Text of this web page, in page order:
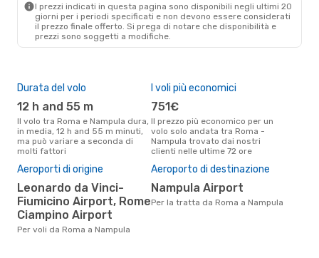
I prezzi indicati in questa pagina sono disponibili negli ultimi 20
giorni per i periodi specificati e non devono essere considerati
il ​​prezzo finale offerto. Si prega di notare che disponibilità e
prezzi sono soggetti a modifiche.
Durata del volo
12 h and 55 m
Il volo tra Roma e Nampula dura,
in media, 12 h and 55 m minuti,
ma può variare a seconda di
molti fattori
I voli più economici
751€
Il prezzo più economico per un
volo solo andata tra Roma -
Nampula trovato dai nostri
clienti nelle ultime 72 ore
Aeroporti di origine
Leonardo da Vinci-
Fiumicino Airport, Rome
Ciampino Airport
Per voli da Roma a Nampula
Aeroporto di destinazione
Nampula Airport
Per la tratta da Roma a Nampula